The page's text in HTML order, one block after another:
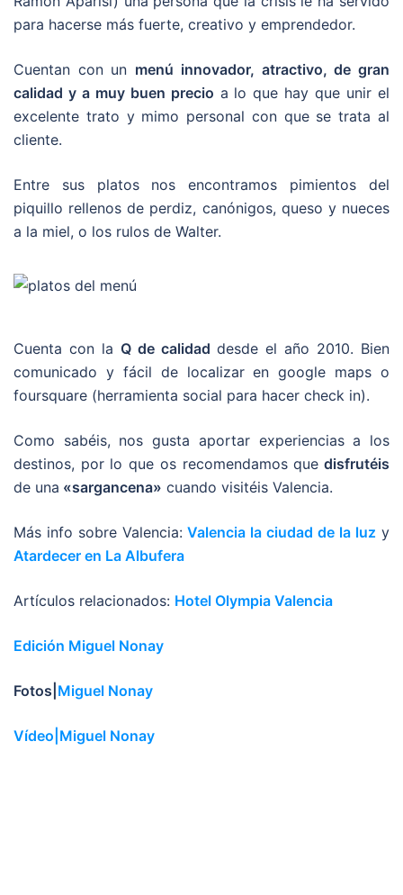
para hacerse más fuerte, creativo y emprendedor.
Cuentan con un menú innovador, atractivo, de gran
calidad y a muy buen precio a lo que hay que unir el
excelente trato y mimo personal con que se trata al
cliente.
Entre sus platos nos encontramos pimientos del
piquillo rellenos de perdiz, canónigos, queso y nueces
a la miel, o los rulos de Walter.
Cuenta con la Q de calidad desde el año 2010. Bien
comunicado y fácil de localizar en google maps o
foursquare (herramienta social para hacer check in).
Como sabéis, nos gusta aportar experiencias a los
destinos, por lo que os recomendamos que disfrutéis
de una «sargancena» cuando visitéis Valencia.
Más info sobre Valencia: Valencia la ciudad de la luz y
Atardecer en La Albufera
Artículos relacionados: Hotel Olympia Valencia
Edición Miguel Nonay
Fotos| Miguel Nonay
Vídeo|Miguel Nonay